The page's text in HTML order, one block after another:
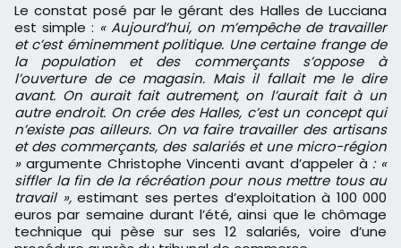
Le constat posé par le gérant des Halles de Lucciana
est simple : « Aujourd’hui, on m’empêche de travailler
et c’est éminemment politique. Une certaine frange de
la population et des commerçants s’oppose à
l’ouverture de ce magasin. Mais il fallait me le dire
avant. On aurait fait autrement, on l’aurait fait à un
autre endroit. On crée des Halles, c’est un concept qui
n’existe pas ailleurs. On va faire travailler des artisans
et des commerçants, des salariés et une micro-région
» argumente Christophe Vincenti avant d’appeler à : «
siffler la fin de la récréation pour nous mettre tous au
travail », estimant ses pertes d’exploitation à 100 000
euros par semaine durant l’été, ainsi que le chômage
technique qui pèse sur ses 12 salariés, voire d’une